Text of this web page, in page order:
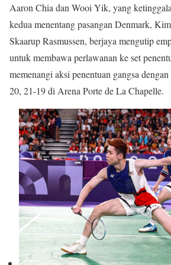
Aaron Chia dan Wooi Yik, yang
kedua menentang pasangan Denmark,
Skaarup Rasmussen, berjaya mengutip
untuk membawa perlawanan ke set
memenangi aksi penentuan gangsa
20, 21-19 di Arena Porte de La Chapelle.